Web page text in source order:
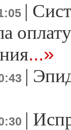
|
...»
|
|